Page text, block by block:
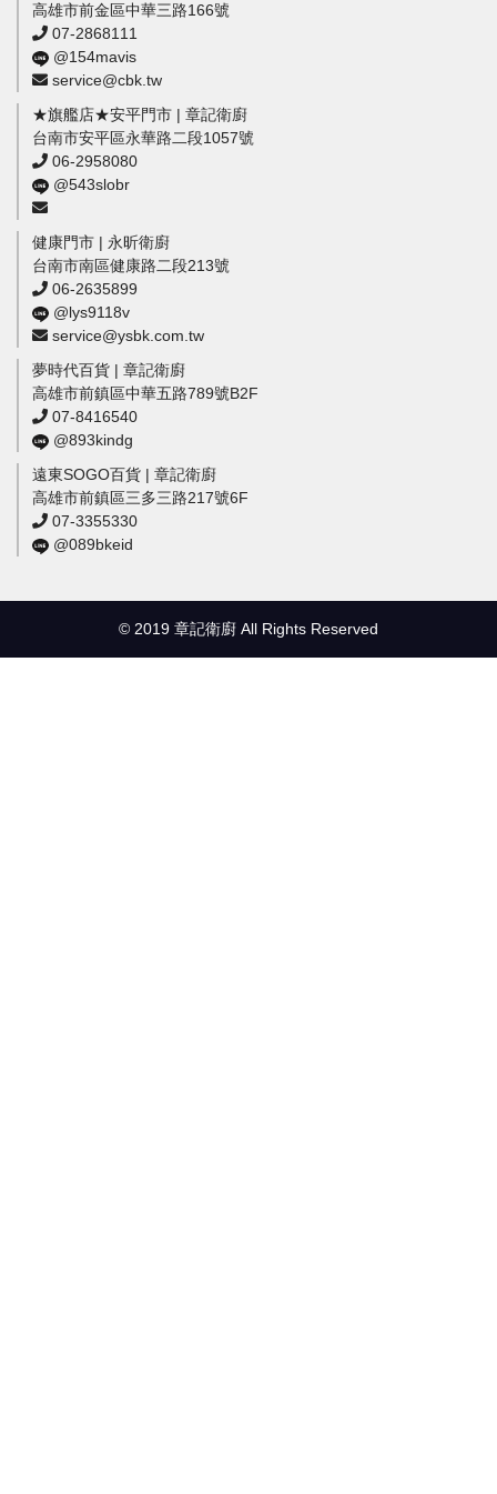
高雄市前金區中華三路166號
07-2868111
@154mavis
service@cbk.tw
★旗艦店★安平門市 | 章記衛廚
台南市安平區永華路二段1057號
06-2958080
@543slobr
健康門市 | 永昕衛廚
台南市南區健康路二段213號
06-2635899
@lys9118v
service@ysbk.com.tw
夢時代百貨 | 章記衛廚
高雄市前鎮區中華五路789號B2F
07-8416540
@893kindg
遠東SOGO百貨 | 章記衛廚
高雄市前鎮區三多三路217號6F
07-3355330
@089bkeid
© 2019 章記衛廚 All Rights Reserved